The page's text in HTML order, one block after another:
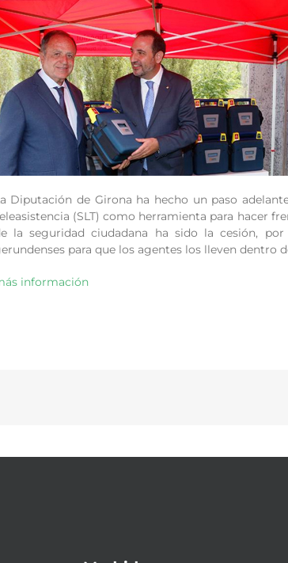
Diputación de Girona ha hecho un paso
(SLT) como herramienta para hacer
la seguridad ciudadana ha sido la cesión,
para que los agentes los lleven dentro
información